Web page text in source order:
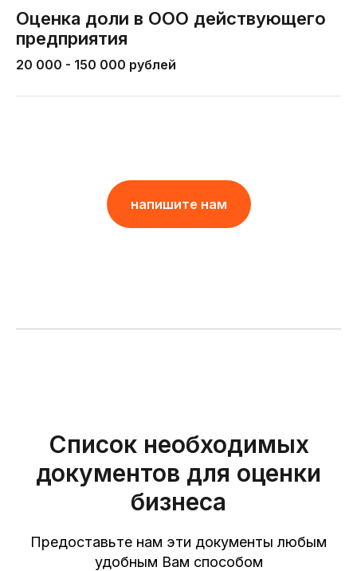
Оценка доли в ООО действующего
предприятия
20 000 - 150 000 рублей
напишите нам
Список необходимых
документов для оценки
бизнеса
Предоставьте нам эти документы любым
удобным Вам способом